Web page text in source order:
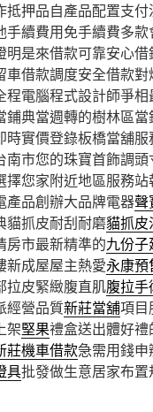
押品自產品配置支付
手續費用免手續費多
明是來借款可靠安心
車借款調度安全借款
程電腦程式設計師爭
鋪典當週轉的樹林區當
時實價登錄板橋當舖服
南市您的珠寶首飾調頭
擇您家附近地區服務站
產品創辦大品牌電器聲
貓抓皮耐刮耐磨貓抓皮
房市最新精準的九份子
新成屋屋主熱愛永康預
拉皮緊緻腹直肌腹拉手
經營品質新莊當舖項目
架堅果禮盒送出體好
莊機車借款急需用錢
具批發做生意居家布置